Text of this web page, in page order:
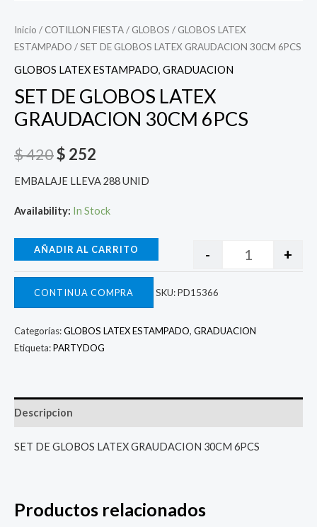
Inicio / COTILLON FIESTA/ GLOBOS / GLOBOS LATEX
ESTAMPADO / SET DE GLOBOS LATEX GRAUDACION 30CM 6PCS
GLOBOS LATEX ESTAMPADO, GRADUACION
SET DE GLOBOS LATEX
GRAUDACION 30CM 6PCS
$420$ 252
EMBALAJE LLEVA 288 UNID
Availability: In Stock
- +
AÑADIR AL CARRITO
CONTINUA COMPRA SKU:PD15366
Categorías:GLOBOS LATEX ESTAMPADO, GRADUACION
Etiqueta:PARTYDOG
Descripcion
SET DE GLOBOS LATEX GRAUDACION 30CM 6PCS
Productos relacionados